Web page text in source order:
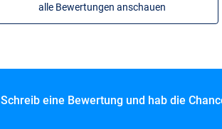
alle Bewertungen anschauen
Schreib eine Bewertung und hab die